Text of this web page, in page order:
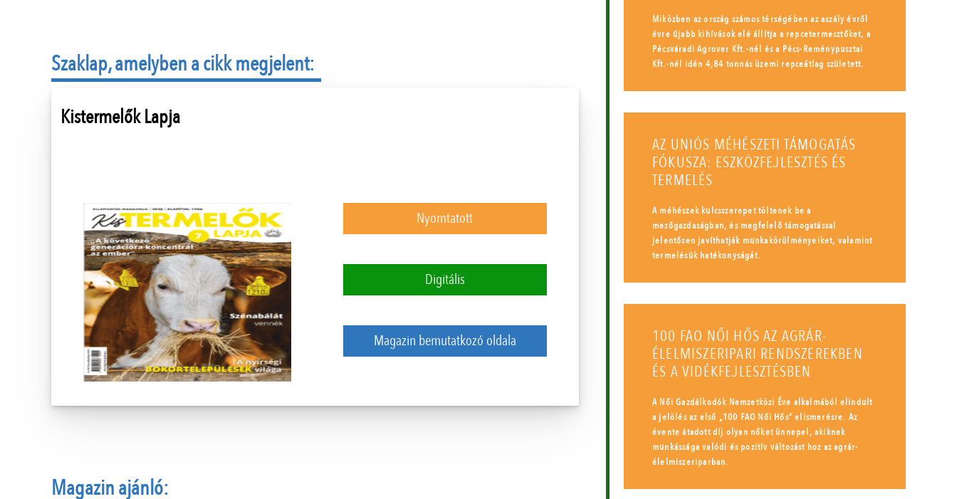
Szaklap, amelyben a cikk megjelent:
Kistermelők Lapja
Nyomtatott
Digitális
Magazin bemutatkozó oldala
Magazin ajánló:
Miközben az ország számos térségében az aszály évről
évre újabb kihívások elé állítja a repcetermesztőket, a
Pécsváradi Agrover Kft.-nél és a Pécs-Reménypusztai
Kft.-nél idén 4,84 tonnás üzemi repceátlag született.
AZ UNIÓS MÉHÉSZETI TÁMOGATÁS
FÓKUSZA: ESZKÖZFEJLESZTÉS ÉS
TERMELÉS
A méhészek kulcsszerepet töltenek be a
mezőgazdaságban, és megfelelő támogatással
jelentősen javíthatják munkakörülményeiket, valamint
termelésük hatékonyságát.
100 FAO NŐI HŐS AZ AGRÁR-
ÉLELMISZERIPARI RENDSZEREKBEN
ÉS A VIDÉKFEJLESZTÉSBEN
A Női Gazdálkodók Nemzetközi Éve alkalmából elindult
a jelölés az első „100 FAO Női Hős” elismerésre. Az
évente átadott díj olyan nőket ünnepel, akiknek
munkássága valódi és pozitív változást hoz az agrár-
élelmiszeriparban.